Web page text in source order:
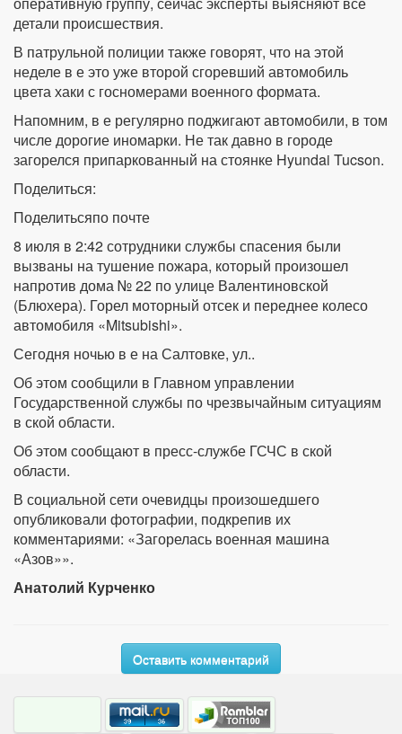
детали происшествия.
В патрульной полиции также говорят, что на этой
неделе в е это уже второй сгоревший автомобиль
цвета хаки с госномерами военного формата.
Напомним, в е регулярно поджигают автомобили, в том
числе дорогие иномарки. Не так давно в городе
загорелся припаркованный на стоянке Hyundai Tucson.
Поделиться:
Поделитьсяпо почте
8 июля в 2:42 сотрудники службы спасения были
вызваны на тушение пожара, который произошел
напротив дома № 22 по улице Валентиновской
(Блюхера). Горел моторный отсек и переднее колесо
автомобиля «Mitsubishi».
Сегодня ночью в е на Салтовке, ул..
Об этом сообщили в Главном управлении
Государственной службы по чрезвычайным ситуациям
в ской области.
Об этом сообщают в пресс-службе ГСЧС в ской
области.
В социальной сети очевидцы произошедшего
опубликовали фотографии, подкрепив их
комментариями: «Загорелась военная машина
«Азов»».
Анатолий Курченко
Оставить комментарий